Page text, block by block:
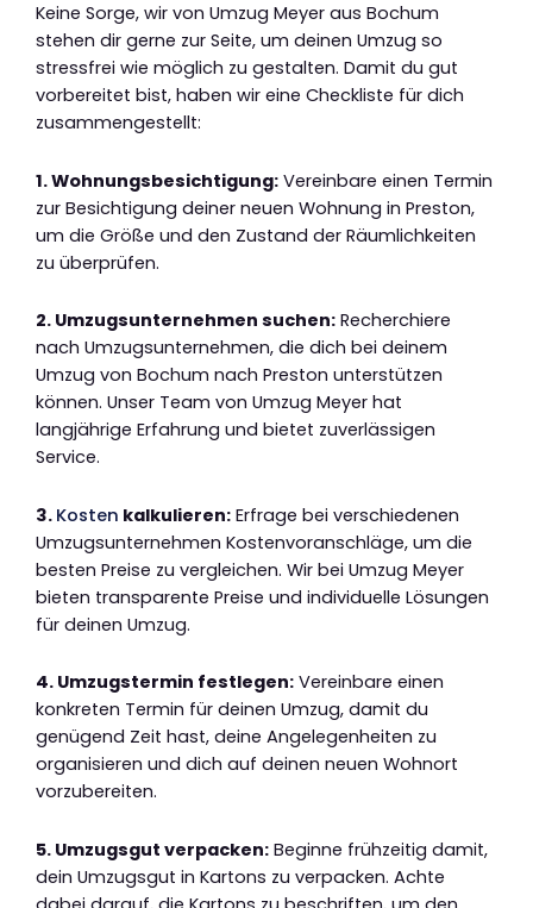
Keine Sorge, wir von Umzug Meyer aus Bochum
stehen dir gerne zur Seite, um deinen Umzug so
stressfrei wie möglich zu gestalten. Damit du gut
vorbereitet bist, haben wir eine Checkliste für dich
zusammengestellt:
1. Wohnungsbesichtigung: Vereinbare einen Termin
zur Besichtigung deiner neuen Wohnung in Preston,
um die Größe und den Zustand der Räumlichkeiten
zu überprüfen.
2. Umzugsunternehmen suchen: Recherchiere
nach Umzugsunternehmen, die dich bei deinem
Umzug von Bochum nach Preston unterstützen
können. Unser Team von Umzug Meyer hat
langjährige Erfahrung und bietet zuverlässigen
Service.
3. Kosten kalkulieren: Erfrage bei verschiedenen
Umzugsunternehmen Kostenvoranschläge, um die
besten Preise zu vergleichen. Wir bei Umzug Meyer
bieten transparente Preise und individuelle Lösungen
für deinen Umzug.
4. Umzugstermin festlegen: Vereinbare einen
konkreten Termin für deinen Umzug, damit du
genügend Zeit hast, deine Angelegenheiten zu
organisieren und dich auf deinen neuen Wohnort
vorzubereiten.
5. Umzugsgut verpacken: Beginne frühzeitig damit,
dein Umzugsgut in Kartons zu verpacken. Achte